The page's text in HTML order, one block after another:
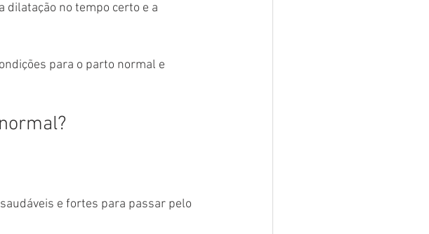
dilatação no tempo certo e a
para o parto normal e
e fortes para passar pelo